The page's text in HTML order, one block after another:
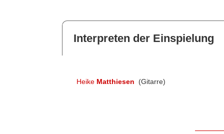
Interpreten der Einspielung
Heike Matthiesen (Gitarre)